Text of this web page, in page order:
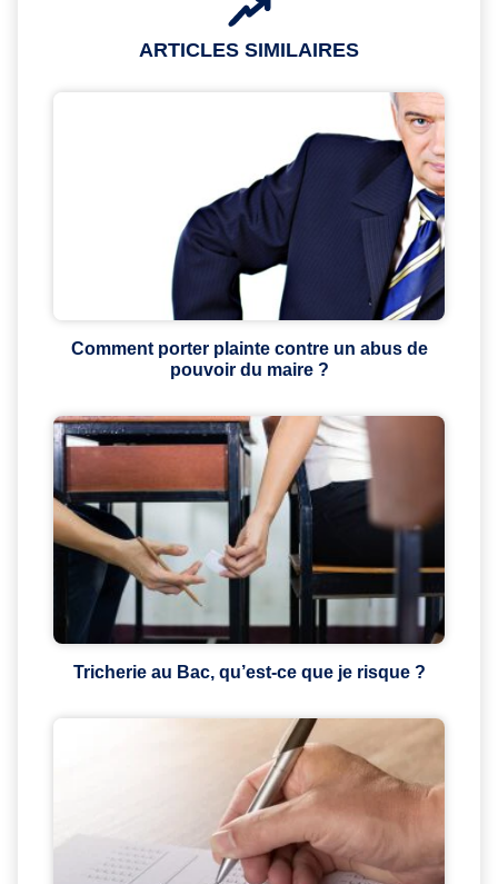
ARTICLES SIMILAIRES
Comment porter plainte contre un abus de
pouvoir du maire ?
Tricherie au Bac, qu’est-ce que je risque ?